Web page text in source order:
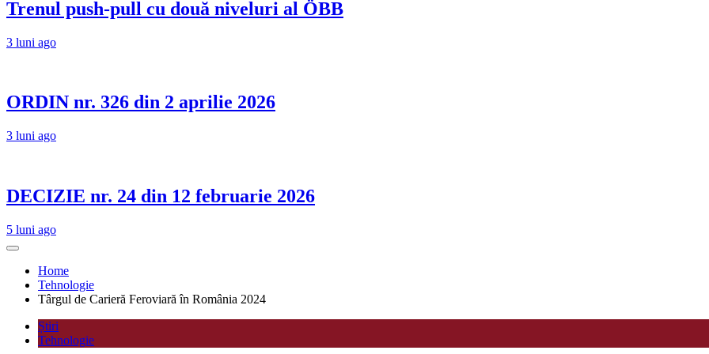
Trenul push-pull cu două niveluri al ÖBB
3 luni ago
ORDIN nr. 326 din 2 aprilie 2026
3 luni ago
DECIZIE nr. 24 din 12 februarie 2026
5 luni ago
Home
Tehnologie
Târgul de Carieră Feroviară în România 2024
Știri
Tehnologie